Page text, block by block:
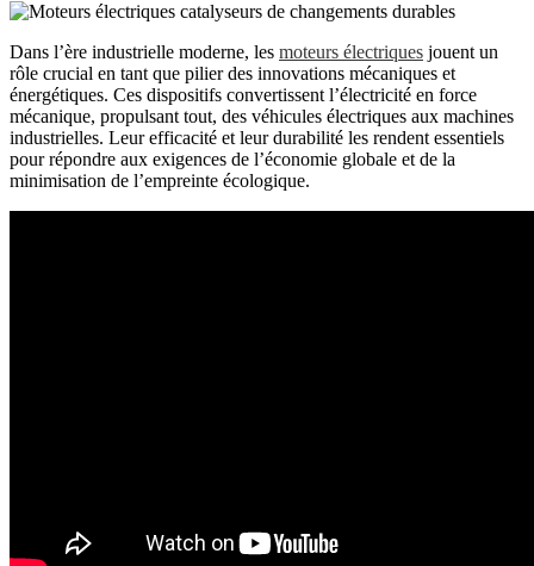
Dans l’ère industrielle moderne, les moteurs électriques jouent un
rôle crucial en tant que pilier des innovations mécaniques et
énergétiques. Ces dispositifs convertissent l’électricité en force
mécanique, propulsant tout, des véhicules électriques aux machines
industrielles. Leur efficacité et leur durabilité les rendent essentiels
pour répondre aux exigences de l’économie globale et de la
minimisation de l’empreinte écologique.